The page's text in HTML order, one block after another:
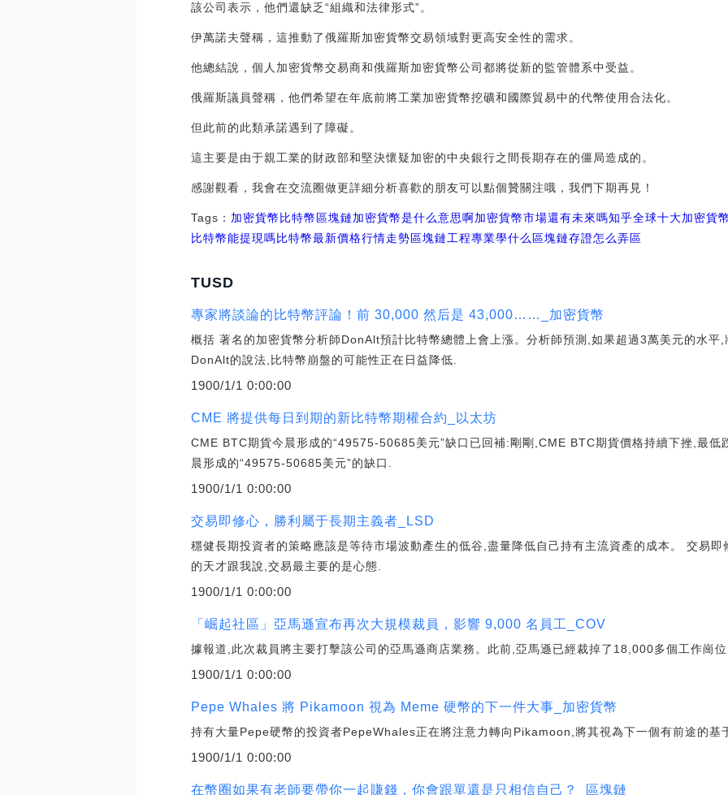
該公司表示，他們還缺乏“組織和法律形式”。
伊萬諾夫聲稱，這推動了俄羅斯加密貨幣交易領域對更高安全性的需求。
他總結說，個人加密貨幣交易商和俄羅斯加密貨幣公司都將從新的監管體系中受益。
俄羅斯議員聲稱，他們希望在年底前將工業加密貨幣挖礦和國際貿易中的代幣使用合法化。
但此前的此類承諾遇到了障礙。
這主要是由于親工業的財政部和堅決懷疑加密的中央銀行之間長期存在的僵局造成的。
感謝觀看，我會在交流圈做更詳細分析喜歡的朋友可以點個贊關注哦，我們下期再見！
Tags： 加密貨幣 比特幣 區塊鏈加密貨幣是什么意思啊加密貨幣市場還有未來嗎知乎全球十大加密貨
比特幣能提現嗎比特幣最新價格行情走勢區塊鏈工程專業學什么 區塊鏈存證怎么弄區
TUSD
專家將談論的比特幣評論！前 30,000 然后是 43,000……_加密貨幣
概括 著名的加密貨幣分析師DonAlt預計比特幣總體上會上漲。分析師預測,如果超過3萬美元的水
DonAlt的說法,比特幣崩盤的可能性正在日益降低.
1900/1/1 0:00:00
CME 將提供每日到期的新比特幣期權合約_以太坊
CME BTC期貨今晨形成的“49575-50685美元”缺口已回補:剛剛,CME BTC期貨價格持續下挫,最
晨形成的“49575-50685美元”的缺口.
1900/1/1 0:00:00
交易即修心，勝利屬于長期主義者_LSD
穩健長期投資者的策略應該是等待市場波動產生的低谷,盡量降低自己持有主流資產的成本。 交易
的天才跟我說,交易最主要的是心態.
1900/1/1 0:00:00
「崛起社區」亞馬遜宣布再次大規模裁員，影響 9,000 名員工_COV
據報道,此次裁員將主要打擊該公司的亞馬遜商店業務。此前,亞馬遜已經裁掉了18,000多個工作崗
1900/1/1 0:00:00
Pepe Whales 將 Pikamoon 視為 Meme 硬幣的下一件大事_加密貨幣
持有大量Pepe硬幣的投資者PepeWhales正在將注意力轉向Pikamoon,將其視為下一個有前途的基
1900/1/1 0:00:00
在幣圈如果有老師要帶你一起賺錢，你會跟單還是只相信自己？_區塊鏈